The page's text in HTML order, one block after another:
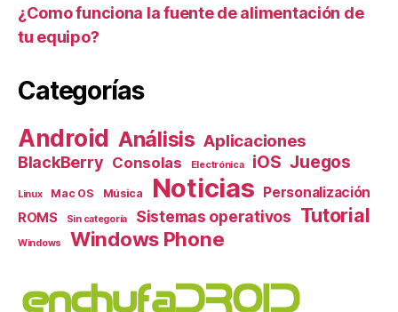
¿Como funciona la fuente de alimentación de
tu equipo?
Categorías
Android Análisis Aplicaciones
BlackBerry Consolas Electrónica iOS Juegos
Linux Mac OS Música Noticias Personalización
ROMS Sin categoría Sistemas operativos Tutorial
Windows Windows Phone